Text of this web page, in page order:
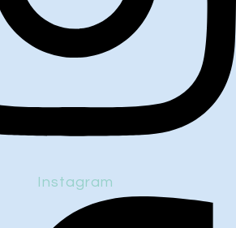
Instagram